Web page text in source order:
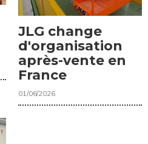
JLG change
d'organisation
après-vente en
France
01/06/2026